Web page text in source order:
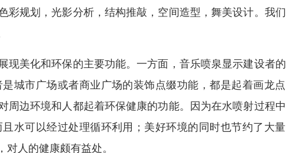
规划，光影分析，结构推敲，空间造型，舞美设计。我
美化和环保的主要功能。一方面，音乐喷泉显示建设者
城市广场或者商业广场的装饰点缀功能，都是起着画龙
周边环境和人都起着环保健康的功能。因为在水喷射过程
水可以经过处理循环利用；美好环境的同时也节约了大
人的健康颇有益处。